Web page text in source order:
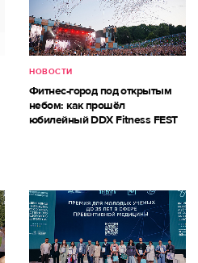
НОВОСТИ
Фитнес-город под открытым
небом: как прошёл
юбилейный DDX Fitness FEST